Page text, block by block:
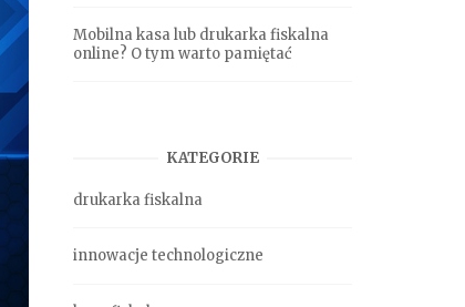
Mobilna kasa lub drukarka fiskalna
online? O tym warto pamiętać
KATEGORIE
drukarka fiskalna
innowacje technologiczne